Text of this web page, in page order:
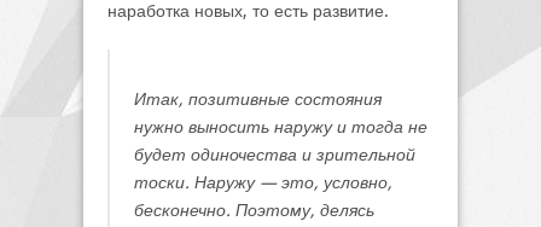
наработка новых, то есть развитие.
Итак, позитивные состояния
нужно выносить наружу и тогда не
будет одиночества и зрительной
тоски. Наружу — это, условно,
бесконечно. Поэтому, делясь